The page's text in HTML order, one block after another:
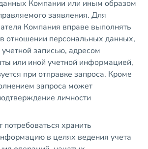
Компании или иным образом
заявления. Для
Компания вправе выполнять
отношении персональных данных,
записью, адресом
или иной учетной информацией,
при отправке запроса. Кроме
запроса может
личности
хранить
в целях ведения учета